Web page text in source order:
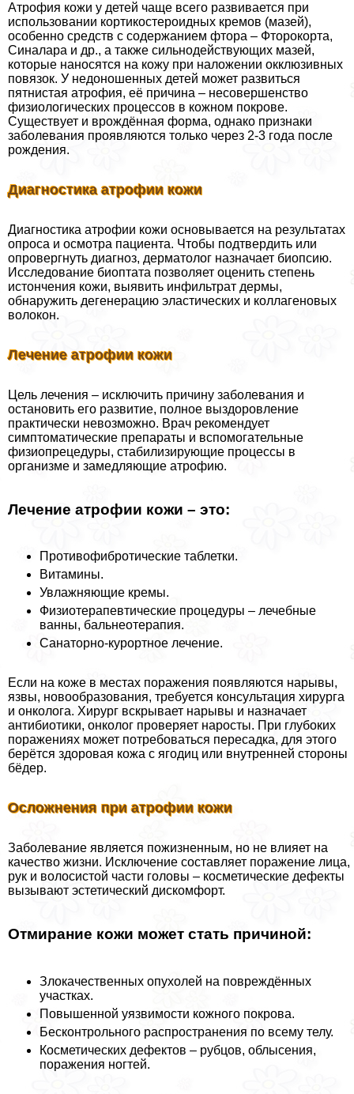
Атрофия кожи у детей чаще всего развивается при
использовании кортикостероидных кремов (мазей),
особенно средств с содержанием фтора – Фторокорта,
Синалара и др., а также сильнодействующих мазей,
которые наносятся на кожу при наложении окклюзивных
повязок. У недоношенных детей может развиться
пятнистая атрофия, её причина – несовершенство
физиологических процессов в кожном покрове.
Существует и врождённая форма, однако признаки
заболевания проявляются только через 2-3 года после
рождения.
Диагностика атрофии кожи
Диагностика атрофии кожи основывается на результатах
опроса и осмотра пациента. Чтобы подтвердить или
опровергнуть диагноз, дерматолог назначает биопсию.
Исследование биоптата позволяет оценить степень
истончения кожи, выявить инфильтрат дермы,
обнаружить дегенерацию эластических и коллагеновых
волокон.
Лечение атрофии кожи
Цель лечения – исключить причину заболевания и
остановить его развитие, полное выздоровление
пpaктически невозможно. Врач рекомендует
симптоматические препараты и вспомогательные
физиопрецедуры, стабилизирующие процессы в
организме и замедляющие атрофию.
Лечение атрофии кожи – это:
Противофибротические таблетки.
Витамины.
Увлажняющие кремы.
Физиотерапевтические процедуры – лечебные
ванны, бальнеотерапия.
Санаторно-курортное лечение.
Если на коже в местах поражения появляются нарывы,
язвы, новообразования, требуется консультация хирурга
и oнкoлoга. Хирург вскрывает нарывы и назначает
антибиотики, oнкoлoг проверяет наросты. При глубоких
поражениях может потребоваться пересадка, для этого
берётся здоровая кожа с ягoдиц или внутренней стороны
бёдер.
Осложнения при атрофии кожи
Заболевание является пожизненным, но не влияет на
качество жизни. Исключение составляет поражение лица,
рук и волосистой части головы – косметические дефекты
вызывают эстетический дискомфорт.
Отмирание кожи может стать причиной:
Злокачественных опухолей на повреждённых
участках.
Повышенной уязвимости кожного покрова.
Бесконтрольного распространения по всему телу.
Косметических дефектов – рубцов, облысения,
поражения ногтей.